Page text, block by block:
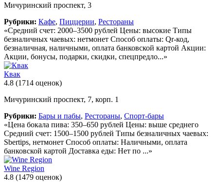
Мичуринский проспект, 3
Рубрики: Кафе, Пиццерии, Рестораны
«Средний счет: 2000–3500 рублей Цены: высокие Типы
безналичных чаевых: нетмонет Способ оплаты: Qr-код,
безналичная, наличными, оплата банковской картой Акции:
Акции, бонусы, подарки, скидки, спецпредло...»
Квак
4.8 (1714 оценок)
Мичуринский проспект, 7, корп. 1
Рубрики: Бары и пабы, Рестораны, Спорт-бары
«Цена бокала пива: 350–650 рублей Цены: выше среднего
Средний счет: 1500–1500 рублей Типы безналичных чаевых:
Sbertips, нетмонет Способ оплаты: Наличными, оплата
банковской картой Доставка еды: Нет по ...»
Wine Region
4.8 (1479 оценок)